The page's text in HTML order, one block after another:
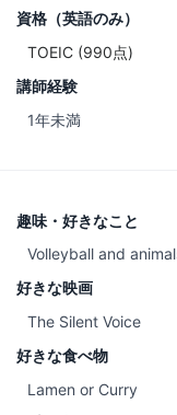
資格（英語のみ）
TOEIC (990点)
講師経験
1年未満
趣味・好きなこと
Volleyball and
好きな映画
The Silent Voice
好きな食べ物
Lamen or Curry